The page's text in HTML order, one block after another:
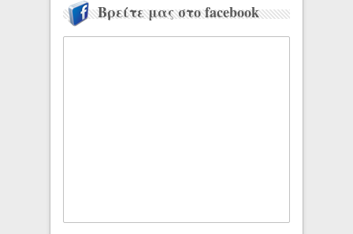
Βρείτε μας στο facebook